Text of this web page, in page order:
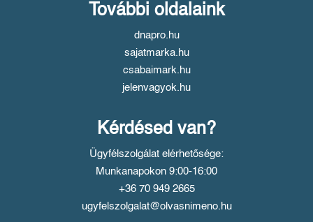
További oldalaink
dnapro.hu
sajatmarka.hu
csabaimark.hu
jelenvagyok.hu
Kérdésed van?
Ügyfélszolgálat elérhetősége:
Munkanapokon 9:00-16:00
+36 70 949 2665
ugyfelszolgalat@olvasnimeno.hu